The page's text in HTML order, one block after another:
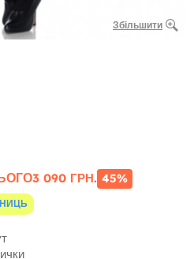
Збільшити
3 090 ГРН. 45%